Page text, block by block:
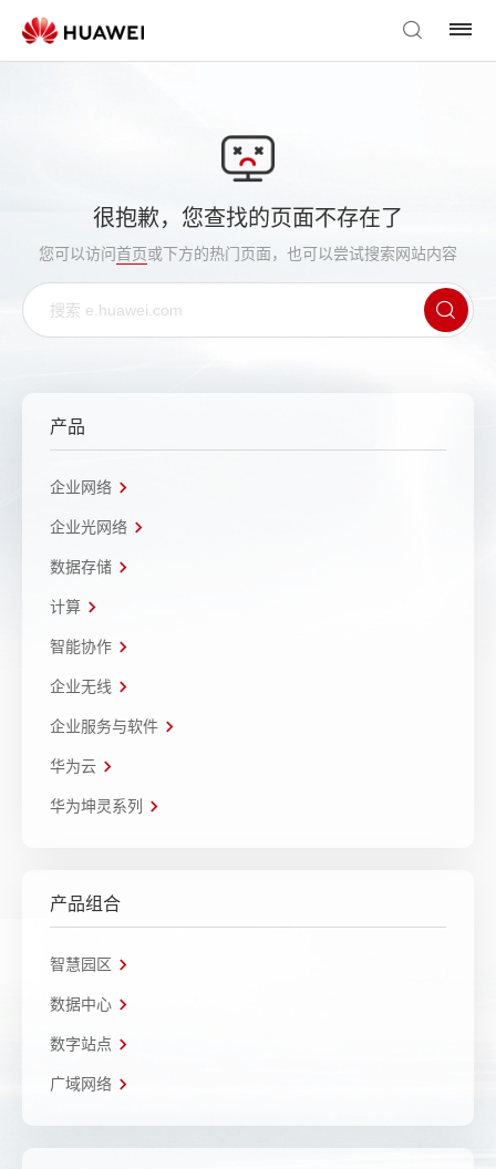
很抱歉，您查找的页面不存在了
您可以访问首页或下方的热门页面，也可以尝试搜索网站内容
产品
企业网络
企业光网络
数据存储
计算
智能协作
企业无线
企业服务与软件
华为云
华为坤灵系列
产品组合
智慧园区
数据中心
数字站点
广域网络